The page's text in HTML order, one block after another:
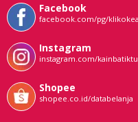
Facebook
facebook.com/pg/
Instagram
instagram.com/
Shopee
shopee.co.id/databelanja